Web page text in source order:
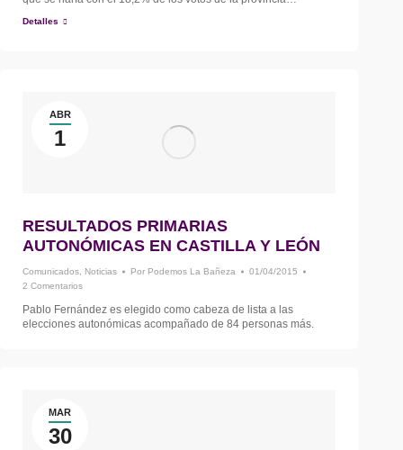
Detalles
ABR
1
RESULTADOS PRIMARIAS
AUTONÓMICAS EN CASTILLA Y LEÓN
Comunicados Noticias Por Podemos La Bañeza
01/04/2015
2 Comentarios
Pablo Fernández es elegido como cabeza de lista a las
elecciones autonómicas acompañado de 84 personas más.
MAR
30